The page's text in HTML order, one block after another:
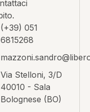
(+39) 051
6815268
Via Stelloni, 3/D
40010 - Sala
Bolognese (BO)